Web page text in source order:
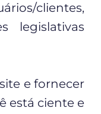
clientes,
legislativas
e fornecer
está ciente e